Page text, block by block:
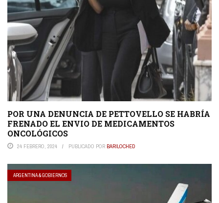
POR UNA DENUNCIA DE PETTOVELLO SE HABRÍA
FRENADO EL ENVIO DE MEDICAMENTOS
ONCOLÓGICOS
24 FEBRERO, 2024 PUBLICADO POR BARILOCHED
ARGENTINA & GOBIERNOS